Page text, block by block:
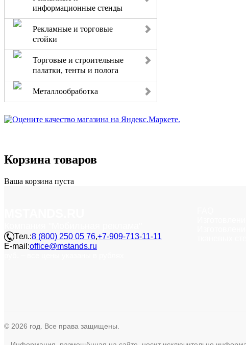
информационные стенды
Рекламные и торговые
стойки
Торговые и строительные
палатки, тенты и полога
Металлообработка
Корзина товаров
Ваша корзина пуста
Тел.:8 (800) 250 05 76,+7-909-713-11-11
E-mail:office@mstands.ru
© 2026 год. Все права защищены.